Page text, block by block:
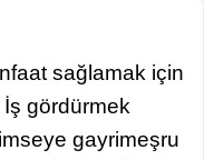
sağlamak için
gördürmek
gayrimeşru